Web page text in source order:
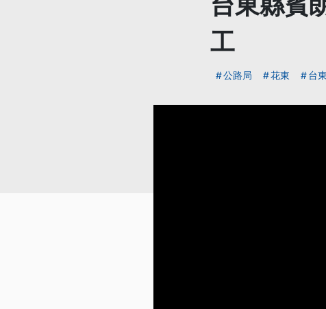
工
公路局 花東 台